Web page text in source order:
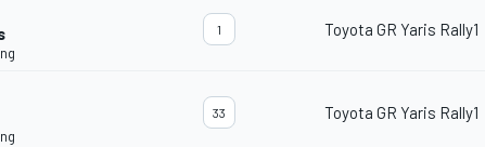
1 Toyota GR Yaris Rally1
33 Toyota GR Yaris Rally1